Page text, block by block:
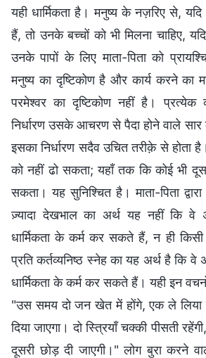
यही धार्मिकता है। मनुष्य के नज़रिए से, यदि
हैं, तो उनके बच्चों को भी मिलना चाहिए,
उनके पापों के लिए माता-पिता को
मनुष्य का दृष्टिकोण है और कार्य करने का
परमेश्वर का दृष्टिकोण नहीं है। प्रत्येक
निर्धारण उसके आचरण से पैदा होने वाले
इसका निर्धारण सदैव उचित तरीक़े से होता
को नहीं ढो सकता; यहाँ तक कि कोई भी
सकता। यह सुनिश्चित है। माता-पिता
ज़्यादा देखभाल का अर्थ यह नहीं कि
धार्मिकता के कर्म कर सकते हैं, न ही
प्रति कर्तव्यनिष्ठ स्नेह का यह अर्थ है कि वे
धार्मिकता के कर्म कर सकते हैं। यही इन
"उस समय दो जन खेत में होंगे, एक ले लिया
दिया जाएगा। दो स्त्रियाँ चक्‍की पीसती
दूसरी छोड़ दी जाएगी।" लोग बुरा करने